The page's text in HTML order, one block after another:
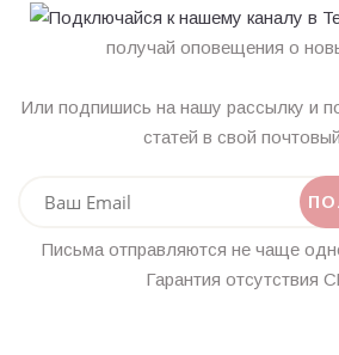
получай оповещения о
Или подпишись на нашу рассылку и
статей в свой
Письма отправляются не чаще
Гарантия отсутствия